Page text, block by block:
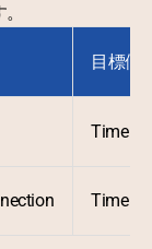
目標値
Time to
Time to